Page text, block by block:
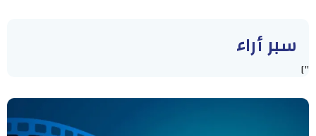
سبر أراء
"]